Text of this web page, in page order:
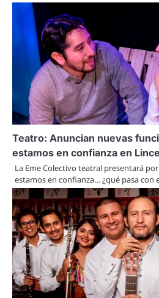
Teatro: Anuncian nuevas
estamos en confianza en Lince
La Eme Colectivo teatral presentará
estamos en confianza… ¿qué pasa con